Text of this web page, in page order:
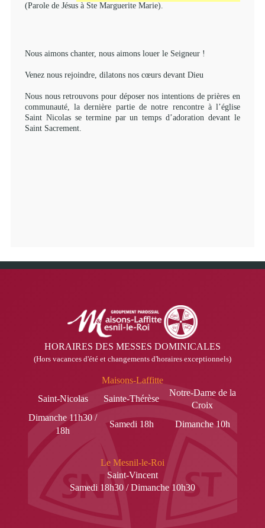
(Parole de Jésus à Ste Marguerite Marie).
Nous aimons chanter, nous aimons louer le Seigneur !
Venez nous rejoindre, dilatons nos cœurs devant Dieu
Nous nous retrouvons pour déposer nos intentions de prières en
communauté, la dernière partie de notre rencontre à l’église
Saint Nicolas se termine par un temps d’adoration devant le
Saint Sacrement.
HORAIRES DES MESSES DOMINICALES
(Hors vacances d'été et changements d'horaires exceptionnels)
Maisons-Laffitte
Saint-Nicolas
Sainte-Thérèse
Notre-Dame de la
Croix
Dimanche 11h30 /
18h
Samedi 18h Dimanche 10h
Le Mesnil-le-Roi
Saint-Vincent
Samedi 18h30 / Dimanche 10h30